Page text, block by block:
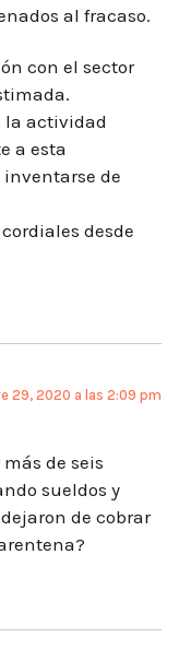
al fracaso.
con el sector
la actividad
a esta
de
desde
29, 2020 a las 2:09 pm
de seis
sueldos y
de cobrar